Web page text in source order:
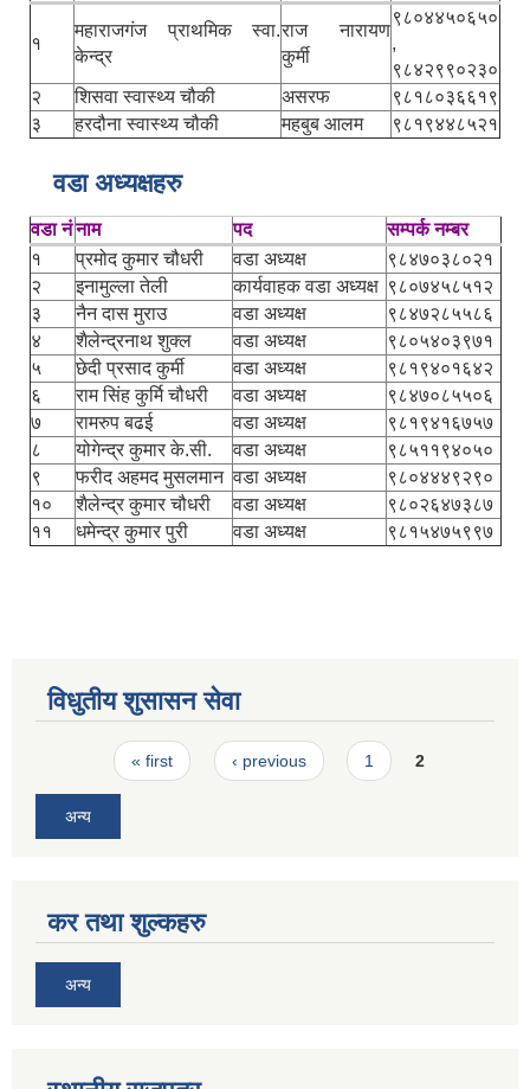
१
महाराजगंज प्राथमिक स्वा.
केन्द्र
राज नारायण
कुर्मी
९८०४४५०६५०
,
९८४२९९०२३०
२
शिसवा स्वास्थ्य चौकी असरफ
९८१८०३६६१९
३
हरदौना स्वास्थ्य चौकी महबुब आलम ९८१९४४८५२१
वडा अध्यक्षहरु
वडा नंनाम पद
सम्पर्क नम्बर
१
प्रमोद कुमार चौधरी वडा अध्यक्ष
९८४७०३८०२१
२
इनामुल्ला तेली कार्यवाहक वडा अध्यक्ष ९८०७४५८५१२
३
नैन दास मुराउ वडा अध्यक्ष
९८४७२८५५८६
४
शैलेन्द्रनाथ शुक्ल वडा अध्यक्ष
९८०५४०३९७१
५
छेदी प्रसाद कुर्मी वडा अध्यक्ष
९८१९४०१६४२
६
राम सिंह कुर्मि चौधरी वडा अध्यक्ष
९८४७०८५५०६
७
रामरुप बढई वडा अध्यक्ष
९८१९४१६७५७
८
योगेन्द्र कुमार के.सी. वडा अध्यक्ष
९८५११९४०५०
९
फरीद अहमद मुसलमान वडा अध्यक्ष
९८०४४४९२९०
१०
शैलेन्द्र कुमार चौधरी वडा अध्यक्ष
९८०२६४७३८७
११
धमेन्द्र कुमार पुरी वडा अध्यक्ष ९८१५४७५९९७
विधुतीय शुसासन सेवा
Pages« first ‹ previous 1 2
अन्य
कर तथा शुल्कहरु
अन्य